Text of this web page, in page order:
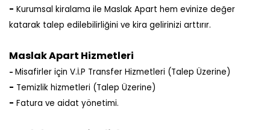
- Kurumsal kiralama ile Maslak Apart hem evinize değer
katarak talep edilebilirliğini ve kira gelirinizi arttırır.
Maslak Apart Hizmetleri
- Misafirler için V.İ.P Transfer Hizmetleri (Talep Üzerine)
- Temizlik hizmetleri (Talep Üzerine)
- Fatura ve aidat yönetimi.